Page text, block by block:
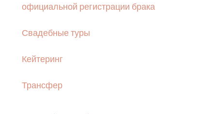
официальной регистрации брака
Свадебные туры
Кейтеринг
Трансфер